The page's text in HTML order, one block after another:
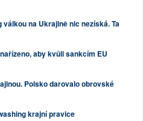
na Ukrajině nic nezíská. Ta
aby kvůli sankcím EU
Polsko darovalo obrovské
krajní pravice